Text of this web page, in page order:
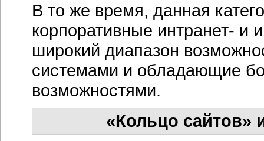
В то же время, данная
корпоративные интранет- и
широкий диапазон
системами и обладающие
возможностями.
«Кольцо сайтов»